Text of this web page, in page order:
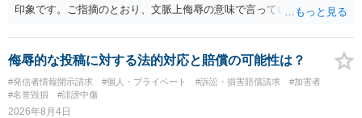
印象です。ご指摘のとおり、文脈上侮辱の意味で言っている点も加味
侮辱的な投稿に対する法的対応と賠償の可能性は？
#発信者情報開示請求 #個人・プライベート #訴訟・損害賠償請求
#加害者
#名誉毀損
#誹謗中傷
2026年8月4日